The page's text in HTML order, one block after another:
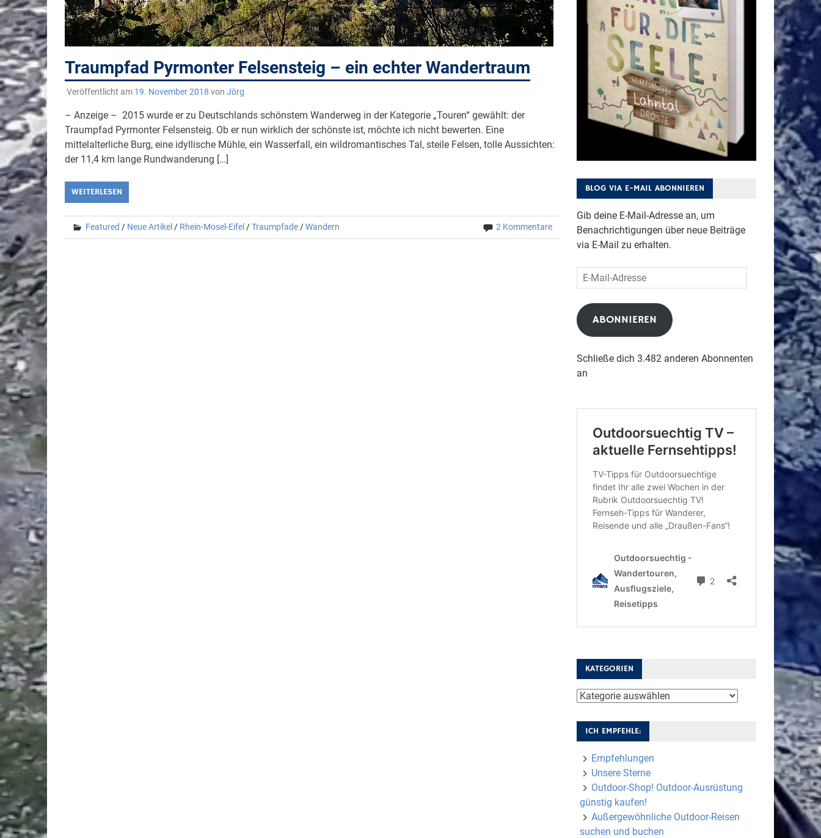
Traumpfad Pyrmonter Felsensteig – ein echter Wandertraum
Veröffentlicht am 19. November 2018 von Jörg
– Anzeige – 2015 wurde er zu Deutschlands schönstem Wanderweg in der Kategorie „Touren“ gewählt: der
Traumpfad Pyrmonter Felsensteig. Ob er nun wirklich der schönste ist, möchte ich nicht bewerten. Eine
mittelalterliche Burg, eine idyllische Mühle, ein Wasserfall, ein wildromantisches Tal, steile Felsen, tolle Aussichten:
der 11,4 km lange Rundwanderung […]
WEITERLESEN
Featured / Neue Artikel / Rhein-Mosel-Eifel /Traumpfade/Wandern 2 Kommentare
BLOG VIA E-MAIL ABONNIEREN
Gib deine E-Mail-Adresse an, um
Benachrichtigungen über neue Beiträge
via E-Mail zu erhalten.
E-
Mail-
Adresse
ABONNIEREN
Schließe dich 3.482 anderen Abonnenten
an
KATEGORIEN
Kategorien
ICH EMPFEHLE:
Empfehlungen
Unsere Sterne
Outdoor-Shop! Outdoor-Ausrüstung
günstig kaufen!
Außergewöhnliche Outdoor-Reisen
suchen und buchen